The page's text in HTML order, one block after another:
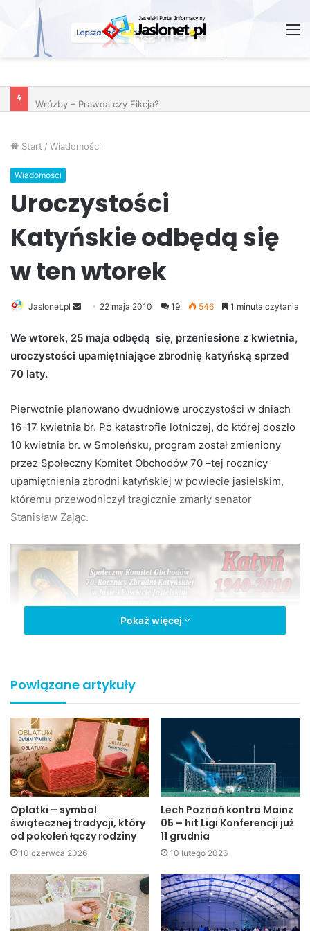
Wróżby – Prawda czy Fikcja?
Start / Wiadomości
Wiadomości
Uroczystości
Katyńskie odbędą się
w ten wtorek
Jaslonet.pl
n
d
e
m
22 maja 2010 19 546 1 minuta czytania
We wtorek, 25 maja odbędą się, przeniesione z kwietnia,
uroczystości upamiętniające zbrodnię katyńską sprzed
70 laty.
Pierwotnie planowano dwudniowe uroczystości w dniach
16-17 kwietnia br. Po katastrofie lotniczej, do której doszło
10 kwietnia br. w Smoleńsku, program został zmieniony
przez Społeczny Komitet Obchodów 70 –tej rocznicy
upamiętnienia zbrodni katyńskiej w powiecie jasielskim,
któremu przewodniczył tragicznie zmarły senator
Stanisław Zając.
Program uroczystości:
Godzina 10.00– Msza świętą w kościele pw. św.
Stanisława BM. Po niej, przy I Liceum Ogólnokształcącym
zostaną odsłonięte: pomnik „Golgota Wschodu” oraz
tablica upamiętniająca ofiary katastrofy lotniczej w
Smoleńsku 10 kwietnia br. Posadzony zostanie również
Pokaż więcej
Powiązane artykuły
Opłatki – symbol
świątecznej tradycji, który
od pokoleń łączy rodziny
10 czerwca 2026
Lech Poznań kontra Mainz
05 – hit Ligi Konferencji już
11 grudnia
10 lutego 2026